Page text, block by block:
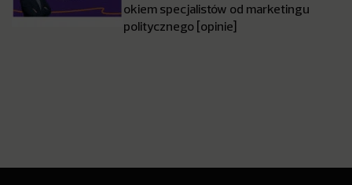
okiem specjalistów od marketingu
politycznego [opinie]